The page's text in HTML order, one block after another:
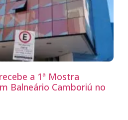
a 1ª Mostra
Balneário Camboriú no